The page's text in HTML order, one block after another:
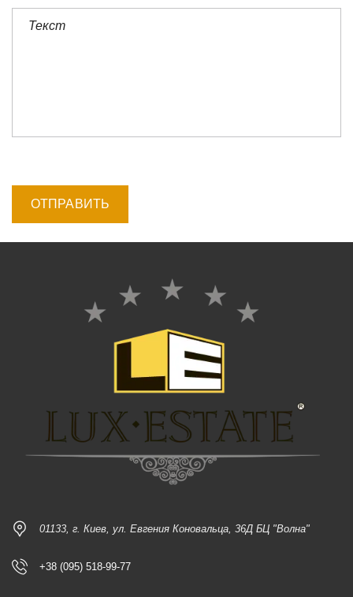
01133, г. Киев, ул. Евгения Коновальца, 36Д БЦ "Волна"
+38 (095) 518-99-77